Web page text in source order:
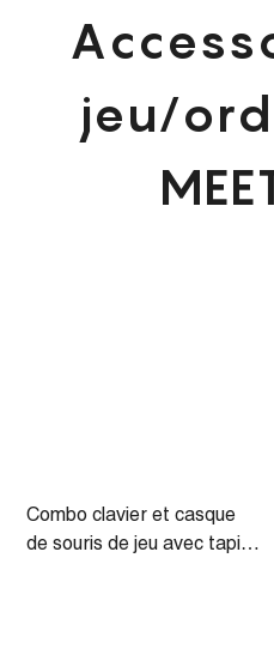
jeu/
Combo clavier et casque
de souris de jeu avec tapis